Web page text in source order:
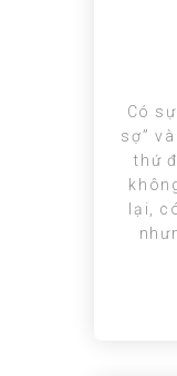
Có
sợ”
thứ
lại,